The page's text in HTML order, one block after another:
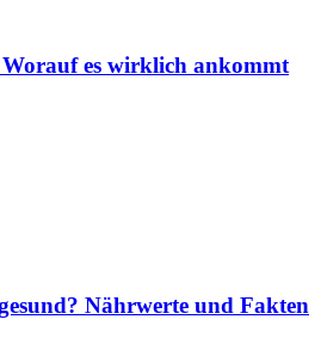
es wirklich ankommt
Nährwerte und Fakten